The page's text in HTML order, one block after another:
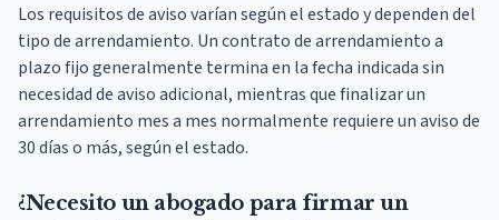
Los requisitos de aviso varían según el estado y dependen del
tipo de arrendamiento. Un contrato de arrendamiento a
plazo fijo generalmente termina en la fecha indicada sin
necesidad de aviso adicional, mientras que finalizar un
arrendamiento mes a mes normalmente requiere un aviso de
30 días o más, según el estado.
¿Necesito un abogado para firmar un